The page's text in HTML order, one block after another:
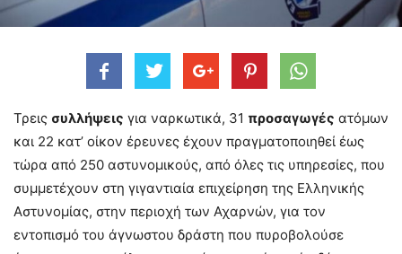
Τρεις συλλήψεις για ναρκωτικά, 31 προσαγωγές ατόμων
και 22 κατ’ οίκον έρευνες έχουν πραγματοποιηθεί έως
τώρα από 250 αστυνομικούς, από όλες τις υπηρεσίες, που
συμμετέχουν στη γιγαντιαία επιχείρηση της Ελληνικής
Αστυνομίας, στην περιοχή των Αχαρνών, για τον
εντοπισμό του άγνωστου δράστη που πυροβολούσε